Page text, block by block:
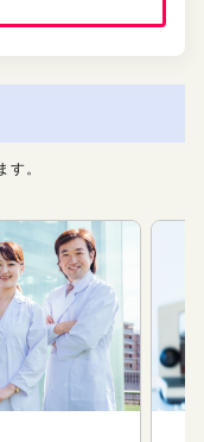
す。